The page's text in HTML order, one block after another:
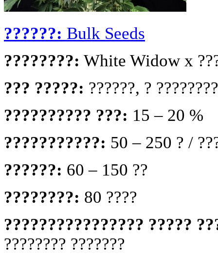
??????: Bulk Seeds
????????: White Widow x
??? ?????: ??????, ?
?????????? ???: 15 – 20 %
???????????: 50 – 250 ? /
??????: 60 – 150 ??
????????: 80 ????
???????????????? ?????
???????? ???????